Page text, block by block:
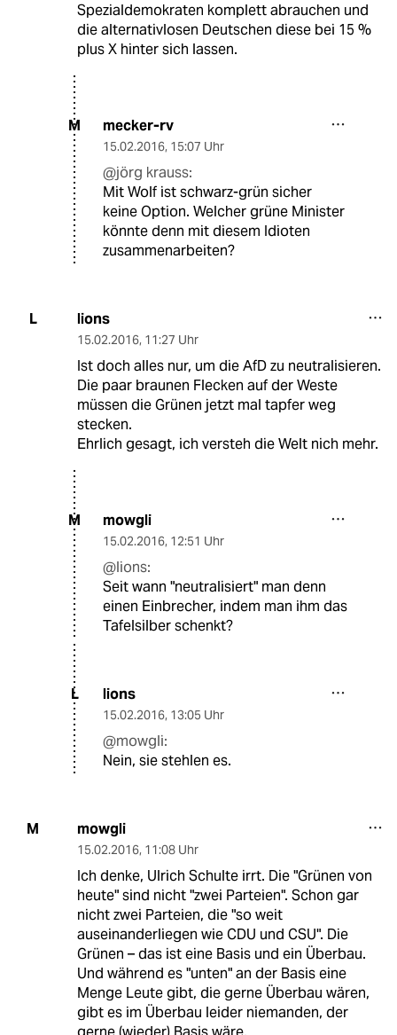
Spezialdemokraten komplett abrauchen und
die alternativlosen Deutschen diese bei 15 %
plus X hinter sich lassen.
M mecker-rv
15.02.2016, 15:07 Uhr
@jörg krauss:
Mit Wolf ist schwarz-grün sicher
keine Option. Welcher grüne Minister
könnte denn mit diesem Idioten
zusammenarbeiten?
L lions
15.02.2016, 11:27 Uhr
Ist doch alles nur, um die AfD zu neutralisieren.
Die paar braunen Flecken auf der Weste
müssen die Grünen jetzt mal tapfer weg
stecken.
Ehrlich gesagt, ich versteh die Welt nich mehr.
M mowgli
15.02.2016, 12:51 Uhr
@lions:
Seit wann "neutralisiert" man denn
einen Einbrecher, indem man ihm das
Tafelsilber schenkt?
L lions
15.02.2016, 13:05 Uhr
@mowgli:
Nein, sie stehlen es.
M mowgli
15.02.2016, 11:08 Uhr
Ich denke, Ulrich Schulte irrt. Die "Grünen von
heute" sind nicht "zwei Parteien". Schon gar
nicht zwei Parteien, die "so weit
auseinanderliegen wie CDU und CSU". Die
Grünen – das ist eine Basis und ein Überbau.
Und während es "unten" an der Basis eine
Menge Leute gibt, die gerne Überbau wären,
gibt es im Überbau leider niemanden, der